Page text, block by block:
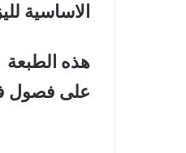
الاساسية
هذه
على فصول